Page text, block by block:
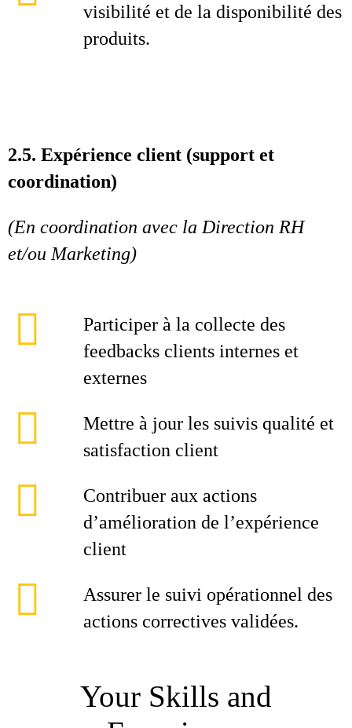
visibilité et de la disponibilité des
produits.
2.5. Expérience client (support et
coordination)
(En coordination avec la Direction RH
et/ou Marketing)
Participer à la collecte des
feedbacks clients internes et
externes
Mettre à jour les suivis qualité et
satisfaction client
Contribuer aux actions
d’amélioration de l’expérience
client
Assurer le suivi opérationnel des
actions correctives validées.
Your Skills and